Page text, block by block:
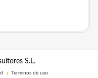
S.L.
Terminos de uso